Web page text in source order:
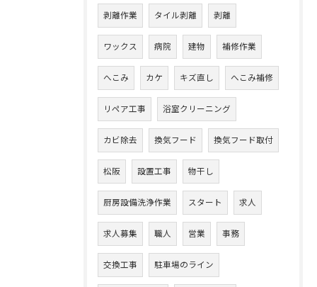
剥離作業 タイル剥離 剥離
ワックス 病院 建物 補修作業
へこみ カケ キズ直し へこみ補修
リペア工事 浴室クリーニング
カビ除去 換気フード 換気フード取付
松阪 設置工事 物干し
厨房設備洗浄作業 スタート 求人
求人募集 職人 営業 事務
交換工事 駐車場のライン